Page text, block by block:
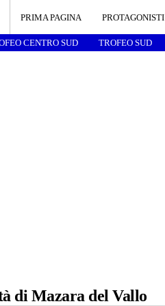
PRIMA PAGINA PROTAGONISTI
CENTRO SUD TROFEO SUD
di Mazara del Vallo